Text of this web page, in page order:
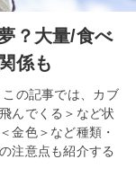
？大量/食べ
係も
の記事では、カブ
んでくる＞など状
金色＞など種類・
注意点も紹介する